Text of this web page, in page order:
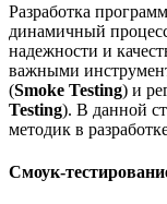
Разработка
динамичный
надежности и
важными
(Smoke Testing) и
Testing). В данной
методик в
Смоук-